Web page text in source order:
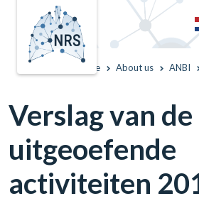
Home About us ANBI
Verslag van de
uitgeoefende
activiteiten